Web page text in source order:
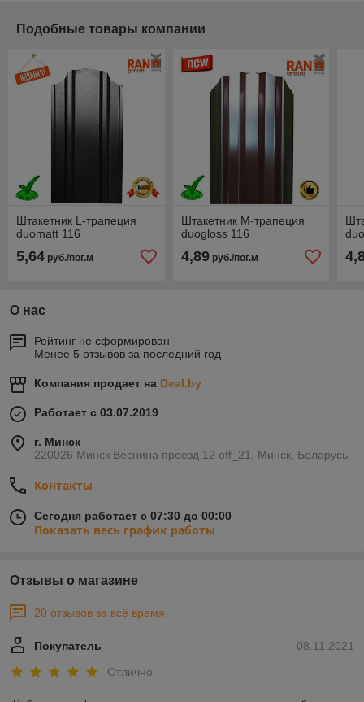
Подобные товары компании
Штакетник L-трапеция
duomatt 116
5,64 руб./пог.м
Штакетник М-трапеция
duogloss 116
4,89руб./пог.м
О нас
Рейтинг не сформирован
Менее 5 отзывов за последний год
Компания продает на Deal.by
Работает с 03.07.2019
г. Минск
220026 Минск Веснина проезд 12 off_21, Минск, Беларусь
Контакты
Сегодня работает с 07:30 до 00:00
Показать весь график работы
Отзывы о магазине
20 отзывов за всё время
08.11.2021
Покупатель
Отлично